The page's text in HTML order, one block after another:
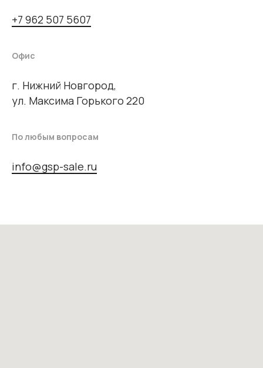
+7 962 507 5607
Офис
г. Нижний Новгород,
ул. Максима Горького 220
По любым вопросам
info@gsp-sale.ru